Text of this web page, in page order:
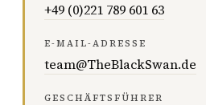
+49 (0)221 789 601 63
E-MAIL-ADRESSE
team@TheBlackSwan.de
GESCHÄFTSFÜHRER